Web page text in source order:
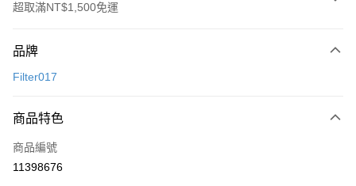
超取滿NT$1,500免運
信用卡一次付款
3 期 0 利率 每期
合作金庫商業銀行
上海商業儲蓄銀行
超商取貨付款
LINE Pay
品牌
Filter017
商品特色
商品編號
11398676